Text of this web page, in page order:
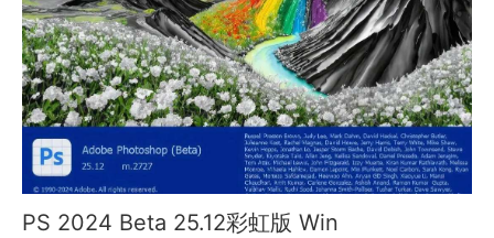
PS 2024 Beta 25.12彩虹版 Win